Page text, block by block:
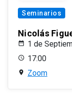
Seminarios
Nicolás
1 de
17:00
Zoom